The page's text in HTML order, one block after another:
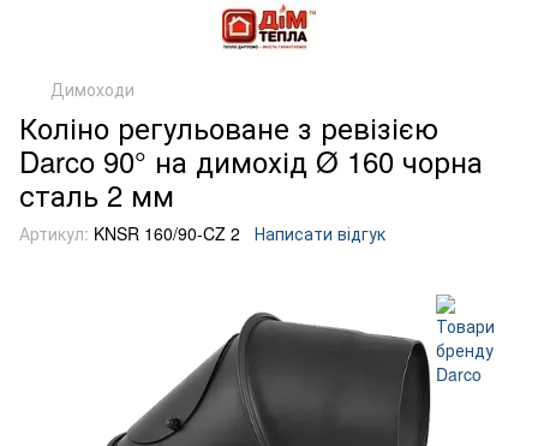
Димоходи
Коліно регульоване з ревізією
Darco 90° на димохід Ø 160 чорна
сталь 2 мм
Артикул: KNSR 160/90-CZ 2 Написати відгук